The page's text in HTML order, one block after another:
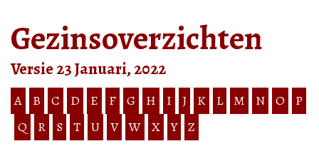
Gezinsoverzichten
Versie 23 Januari, 2022
A B C D E F G H I J K L M N O
P
Q
R S T U V W X Y Z